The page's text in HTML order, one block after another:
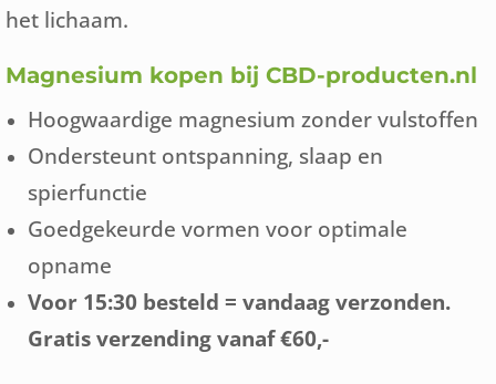
het lichaam.
Magnesium kopen bij CBD-producten.nl
Hoogwaardige magnesium zonder vulstoffen
Ondersteunt ontspanning, slaap en
spierfunctie
Goedgekeurde vormen voor optimale
opname
Voor 15:30 besteld = vandaag verzonden.
Gratis verzending vanaf €60,-